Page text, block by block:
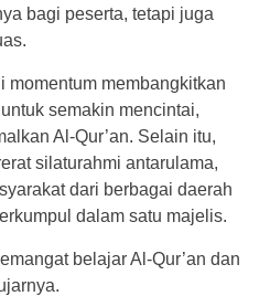
bagi peserta, tetapi juga
momentum membangkitkan
semakin mencintai,
Al-Qur’an. Selain itu,
silaturahmi antarulama,
dari berbagai daerah
dalam satu majelis.
belajar Al-Qur’an dan